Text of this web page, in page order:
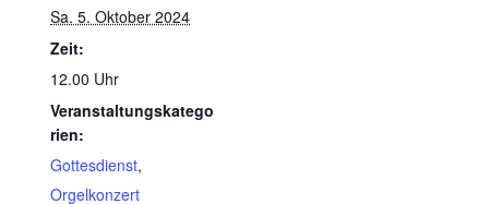
Sa. 5. Oktober 2024
Zeit:
12.00 Uhr
Veranstaltungskatego
rien:
Gottesdienst,
Orgelkonzert